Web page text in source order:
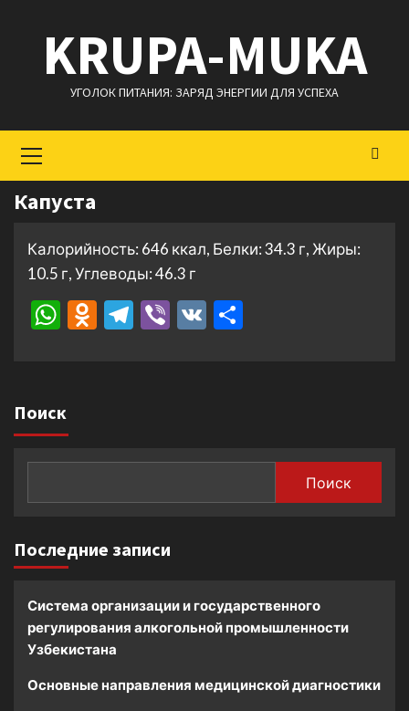
содержимому
KRUPA-MUKA
УГОЛОК ПИТАНИЯ: ЗАРЯД ЭНЕРГИИ ДЛЯ УСПЕХА
меню
Капуста
Калорийность: 646 ккал, Белки: 34.3 г, Жиры:
10.5 г, Углеводы: 46.3 г
WhatsApp
Odnoklassniki
Telegram
Viber
VK
Поиск
Поиск
Последние записи
Система организации и государственного
регулирования алкогольной промышленности
Узбекистана
Основные направления медицинской диагностики